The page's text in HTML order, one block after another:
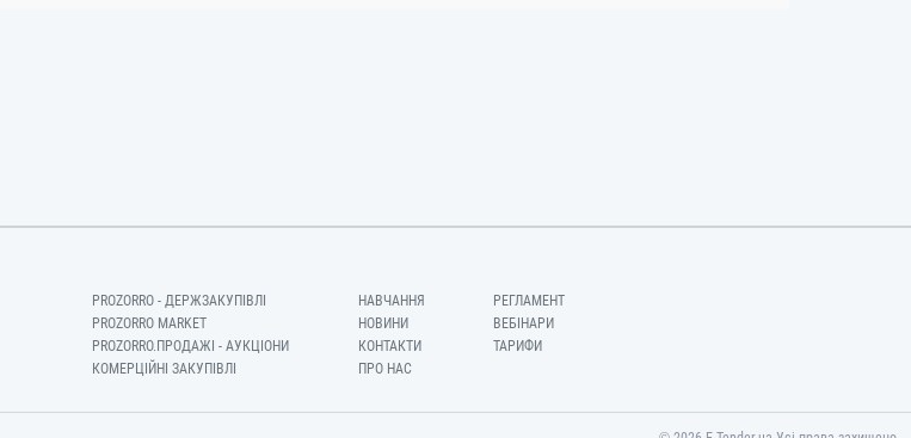
PROZORRO - ДЕРЖЗАКУПІВЛІ
PROZORRO MARKET
PROZORRO.ПРОДАЖІ - АУКЦІОНИ
КОМЕРЦІЙНІ ЗАКУПІВЛІ
НАВЧАННЯ
НОВИНИ
КОНТАКТИ
ПРО НАС
РЕГЛАМЕНТ
ВЕБІНАРИ
ТАРИФИ